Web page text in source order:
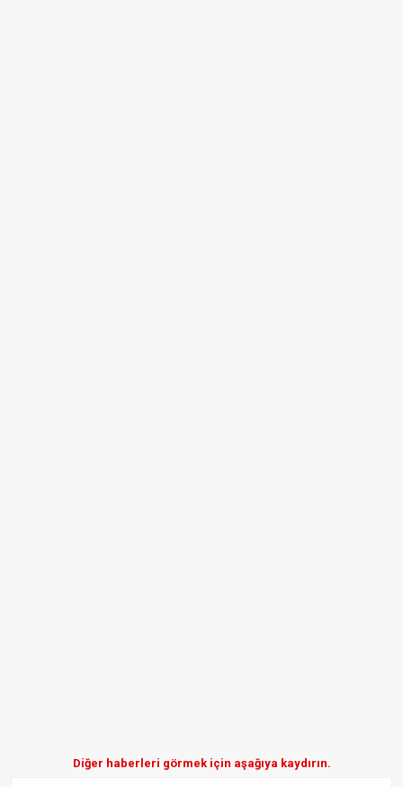
Diğer haberleri görmek için aşağıya kaydırın.